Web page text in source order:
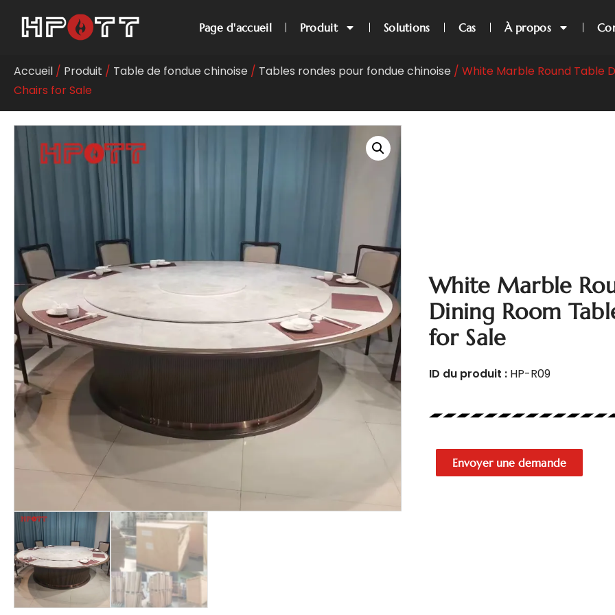
Page d'accueil Produit Solutions Cas À propos
Accueil / Produit / Table de fondue chinoise / Tables rondes pour fondue chinoise / White Marble Round Table
Chairs for Sale
White Marble
Dining Room
for Sale
ID du produit : HP-R09
Envoyer une demande